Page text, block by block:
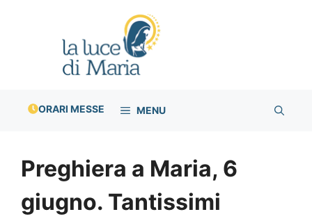
ORARI MESSE MENU
Preghiera a Maria, 6
giugno. Tantissimi